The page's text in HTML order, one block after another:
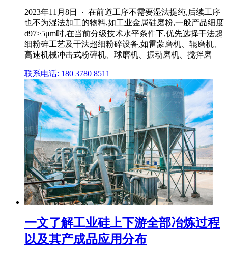
2023年11月8日 · 在前道工序不需要湿法提纯,后续工序
也不为湿法加工的物料,如工业金属硅磨粉,一般产品细度
d97≥5μm时,在当前分级技术水平条件下,优先选择干法超
细粉碎工艺及干法超细粉碎设备,如雷蒙磨机、辊磨机、
高速机械冲击式粉碎机、球磨机、振动磨机、搅拌磨
联系电话: 180 3780 8511
一文了解工业硅上下游全部冶炼过程
以及其产成品应用分布